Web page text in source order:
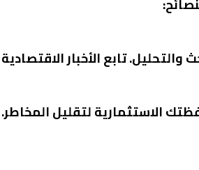
والتحليل. تابع الأخبار
الاستثمارية لتقليل